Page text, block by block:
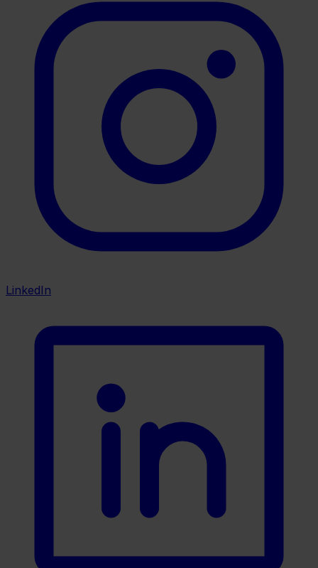
LinkedIn